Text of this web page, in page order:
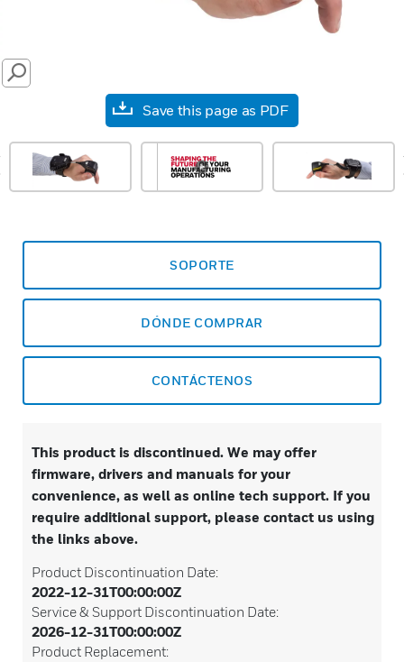
SEARCH
Save this page as PDF
prev
SOPORTE
DÓNDE COMPRAR
CONTÁCTENOS
This product is discontinued. We may offer
firmware, drivers and manuals for your
convenience, as well as online tech support. If you
require additional support, please contact us using
the links above.
Product Discontinuation Date:
2022-12-31T00:00:00Z
Service & Support Discontinuation Date:
2026-12-31T00:00:00Z
Product Replacement: